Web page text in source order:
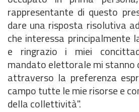
rappresentante di questo
dare una risposta risolutiva
che interessa principalmente
e ringrazio i miei
mandato elettorale mi stanno
attraverso la preferenza
campo tutte le mie risorse e
della collettività".